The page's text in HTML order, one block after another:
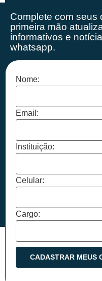
Complete com seus
primeira mão
informativos e
whatsapp.
Nome:
Email:
Instituição:
Celular:
Cargo: